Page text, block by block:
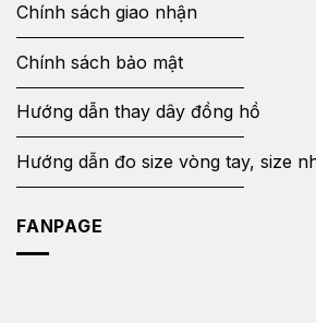
Chính sách giao nhận
Chính sách bảo mật
Hướng dẫn thay dây đồng hồ
Hướng dẫn đo size vòng tay, size
FANPAGE